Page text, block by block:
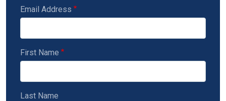
Email Address
First Name
Last Name